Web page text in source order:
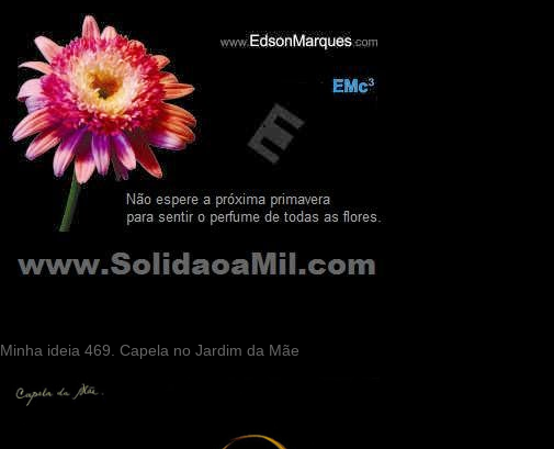
Minha ideia 469. Capela no Jardim da Mãe